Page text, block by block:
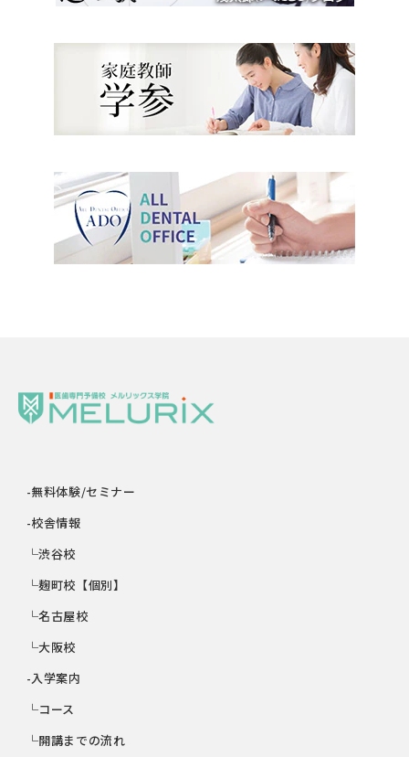
-無料体験/セミナー
-校舎情報
└渋谷校
└麹町校【個別】
└名古屋校
└大阪校
-入学案内
└コース
└開講までの流れ